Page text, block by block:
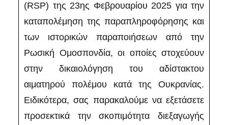
(RSP) της 23ης Φεβρουαρίου 2025 για την
καταπολέμηση της παραπληροφόρησης και
των ιστορικών παραποιήσεων από την
Ρωσική Ομοσπονδία, οι οποίες στοχεύουν
στην δικαιολόγηση του αδίστακτου
αιματηρού πολέμου κατά της Ουκρανίας.
Ειδικότερα, σας παρακαλούμε να εξετάσετε
προσεκτικά την σκοπιμότητα διεξαγωγής